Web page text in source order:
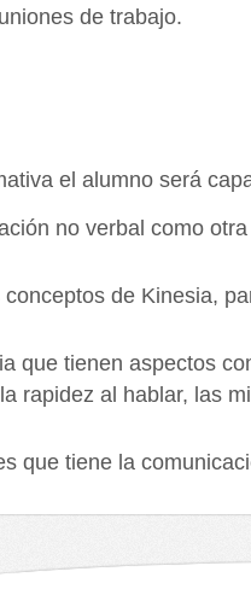
de trabajo.
el alumno será
no verbal como
de Kinesia,
que tienen aspectos
rapidez al hablar, las
que tiene la